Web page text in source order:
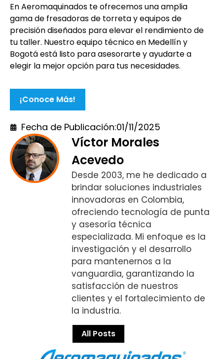
En Aeromaquinados te ofrecemos una amplia
gama de fresadoras de torreta y equipos de
precisión diseñados para elevar el rendimiento de
tu taller. Nuestro equipo técnico en Medellín y
Bogotá está listo para asesorarte y ayudarte a
elegir la mejor opción para tus necesidades.
¡Conoce Más!
Fecha de Publicación:01/11/2025
Víctor Morales
Acevedo
Desde 2003, me he dedicado a
brindar soluciones industriales
innovadoras en Colombia,
ofreciendo tecnología de punta
y asesoría técnica
especializada. Mi enfoque es la
investigación y el desarrollo
para mantenernos a la
vanguardia, garantizando la
satisfacción de nuestros
clientes y el fortalecimiento de
la industria.
All Posts